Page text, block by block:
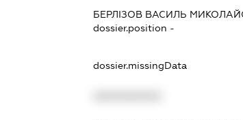
БЕРЛІЗОВ ВАСИЛЬ
dossier.position -
dossier.missingData